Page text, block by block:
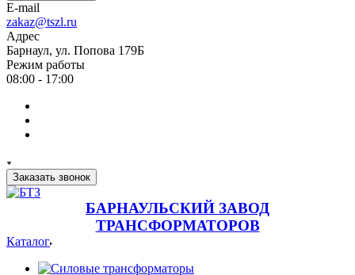
E-mail
zakaz@tszl.ru
Адрес
Барнаул, ул. Попова 179Б
Режим работы
08:00 - 17:00
Заказать звонок
БАРНАУЛЬСКИЙ ЗАВОД
ТРАНСФОРМАТОРОВ
Каталог